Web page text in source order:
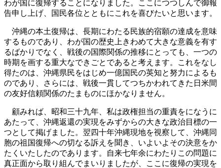
わが国に復帰することになりました。ここにつつしんで御報
告申し上げ、国民各位とともにこれを喜びたいと思います。
沖縄の本土復帰は、長期にわたる民族的宿願の達成を意味
するものであり、わが国の歴史上きわめて大きな意義を有す
るばかりでなく、戦後の国際関係の推移にとっても、一つの
時期を画する重大なできごとであると考えます。これをなし
得たのは、沖縄県民をはじめ一億国民の英知と努力によるも
のであり、さらには、戦後一貫してつちかわれてきた日米間
の友好信頼関係のたまものにほかなりません。
顧みれば、昭和三十九年、私は政権担当の重責をになうに
あたって、沖縄返還の実現をみずからの大きな政治目標の一
つとして掲げました。翌四十年沖縄現地を視察して、沖縄同
胞の祖国復帰への切なる訴えを聞き、いよいよその決意をか
たくいたしたのであります。自来七年余にわたりこの問題に
真正面から取り組んでまいりましたが、ここに復帰の実現を